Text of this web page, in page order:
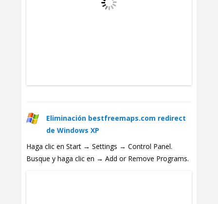
Eliminación bestfreemaps.com redirect
de Windows XP
Haga clic en Start → Settings → Control Panel.
Busque y haga clic en → Add or Remove Programs.